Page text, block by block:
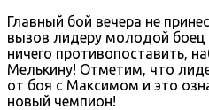
Главный бой вечера не
вызов лидеру молодой боец
ничего противопоставить,
Мелькину! Отметим, что
от боя с Максимом и это
новый чемпион!